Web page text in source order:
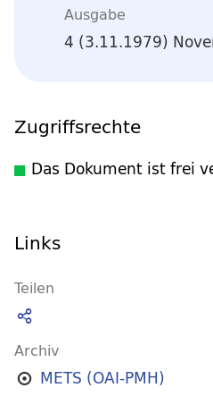
Ausgabe
4 (3.11.1979)
Zugriffsrechte
Das Dokument ist frei
Links
Teilen
Archiv
METS (OAI-PMH)